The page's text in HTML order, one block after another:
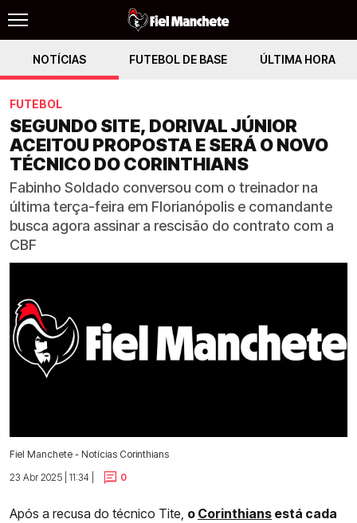
NOTÍCIAS FUTEBOL DE BASE ÚLTIMA HORA
FUTEBOL
SEGUNDO SITE, DORIVAL JÚNIOR
ACEITOU PROPOSTA E SERÁ O NOVO
TÉCNICO DO CORINTHIANS
Fabinho Soldado conversou com o treinador na
última terça-feira em Florianópolis e comandante
busca agora assinar a rescisão do contrato com a
CBF
Fiel Manchete - Notícias Corinthians
23 Abr 2025 | 11:34 |
0
Após a recusa do técnico Tite, o Corinthians está cada